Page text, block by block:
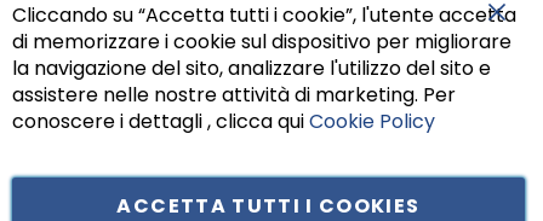
Cliccando su “Accetta tutti i cookie”, l'utente accetta
di memorizzare i cookie sul dispositivo per migliorare
la navigazione del sito, analizzare l'utilizzo del sito e
assistere nelle nostre attività di marketing. Per
conoscere i dettagli , clicca quiCookie Policy
ACCETTA TUTTI I COOKIES